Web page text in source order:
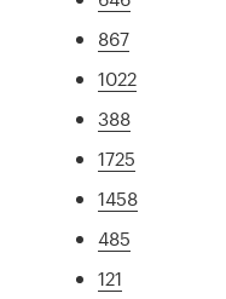
867
1022
388
1725
1458
485
121